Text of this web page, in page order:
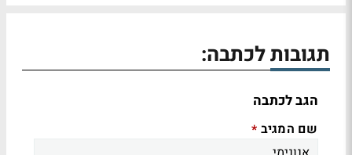
תגובות לכתבה:
הגב לכתבה
שם המגיב *